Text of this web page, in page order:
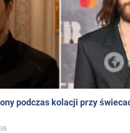
podczas kolacji przy
36